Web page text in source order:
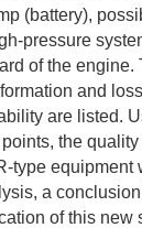
(battery),
pressure
of the engine.
and
are listed.
the quality
type equipment
a
of this new